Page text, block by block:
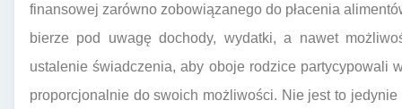
finansowej zarówno zobowiązanego do płacenia
bierze pod uwagę dochody, wydatki, a nawet
ustalenie świadczenia, aby oboje rodzice partycypowali
proporcjonalnie do swoich możliwości. Nie jest to